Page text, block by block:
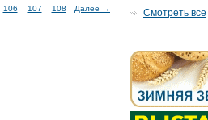
106 107 108 Далее → Смотреть все